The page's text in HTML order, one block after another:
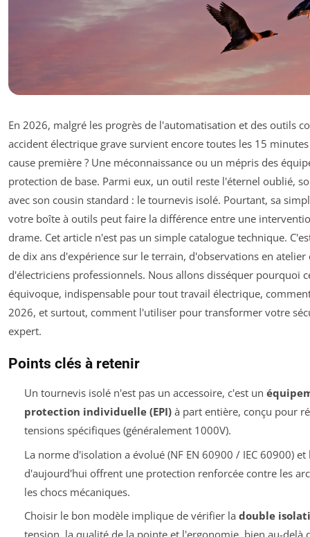
En 2026, malgré les progrès de l'automatisation et des outils
accident électrique grave survient encore toutes les 15 minutes
cause première ? Une méconnaissance ou un mépris des
protection de base. Parmi eux, un outil reste l'éternel oublié,
avec son cousin standard : le tournevis isolé. Pourtant, sa
votre boîte à outils peut faire la différence entre une
drame. Cet article n'est pas un simple catalogue technique.
de dix ans d'expérience sur le terrain, d'observations en atelier
d'électriciens professionnels. Nous allons disséquer pourquoi
équivoque, indispensable pour tout travail électrique,
2026, et surtout, comment l'utiliser pour transformer votre
expert.
Points clés à retenir
Un tournevis isolé n'est pas un accessoire, c'est un
protection individuelle (EPI)à part entière, conçu pour
tensions spécifiques (généralement 1000V).
La norme d'isolation a évolué (NF EN 60900 / IEC 60900) et
d'aujourd'hui offrent une protection renforcée contre les
les chocs mécaniques.
Choisir le bon modèle implique de vérifier la double